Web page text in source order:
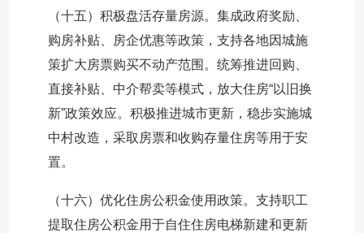
（十五）积极盘活存量房源。集成政府奖励、
购房补贴、房企优惠等政策，支持各地因城施
策扩大房票购买不动产范围。统筹推进回购、
直接补贴、中介帮卖等模式，放大住房“以旧换
新”政策效应。积极推进城市更新，稳步实施城
中村改造，采取房票和收购存量住房等用于安
置。
（十六）优化住房公积金使用政策。支持职工
提取住房公积金用于自住住房电梯新建和更新